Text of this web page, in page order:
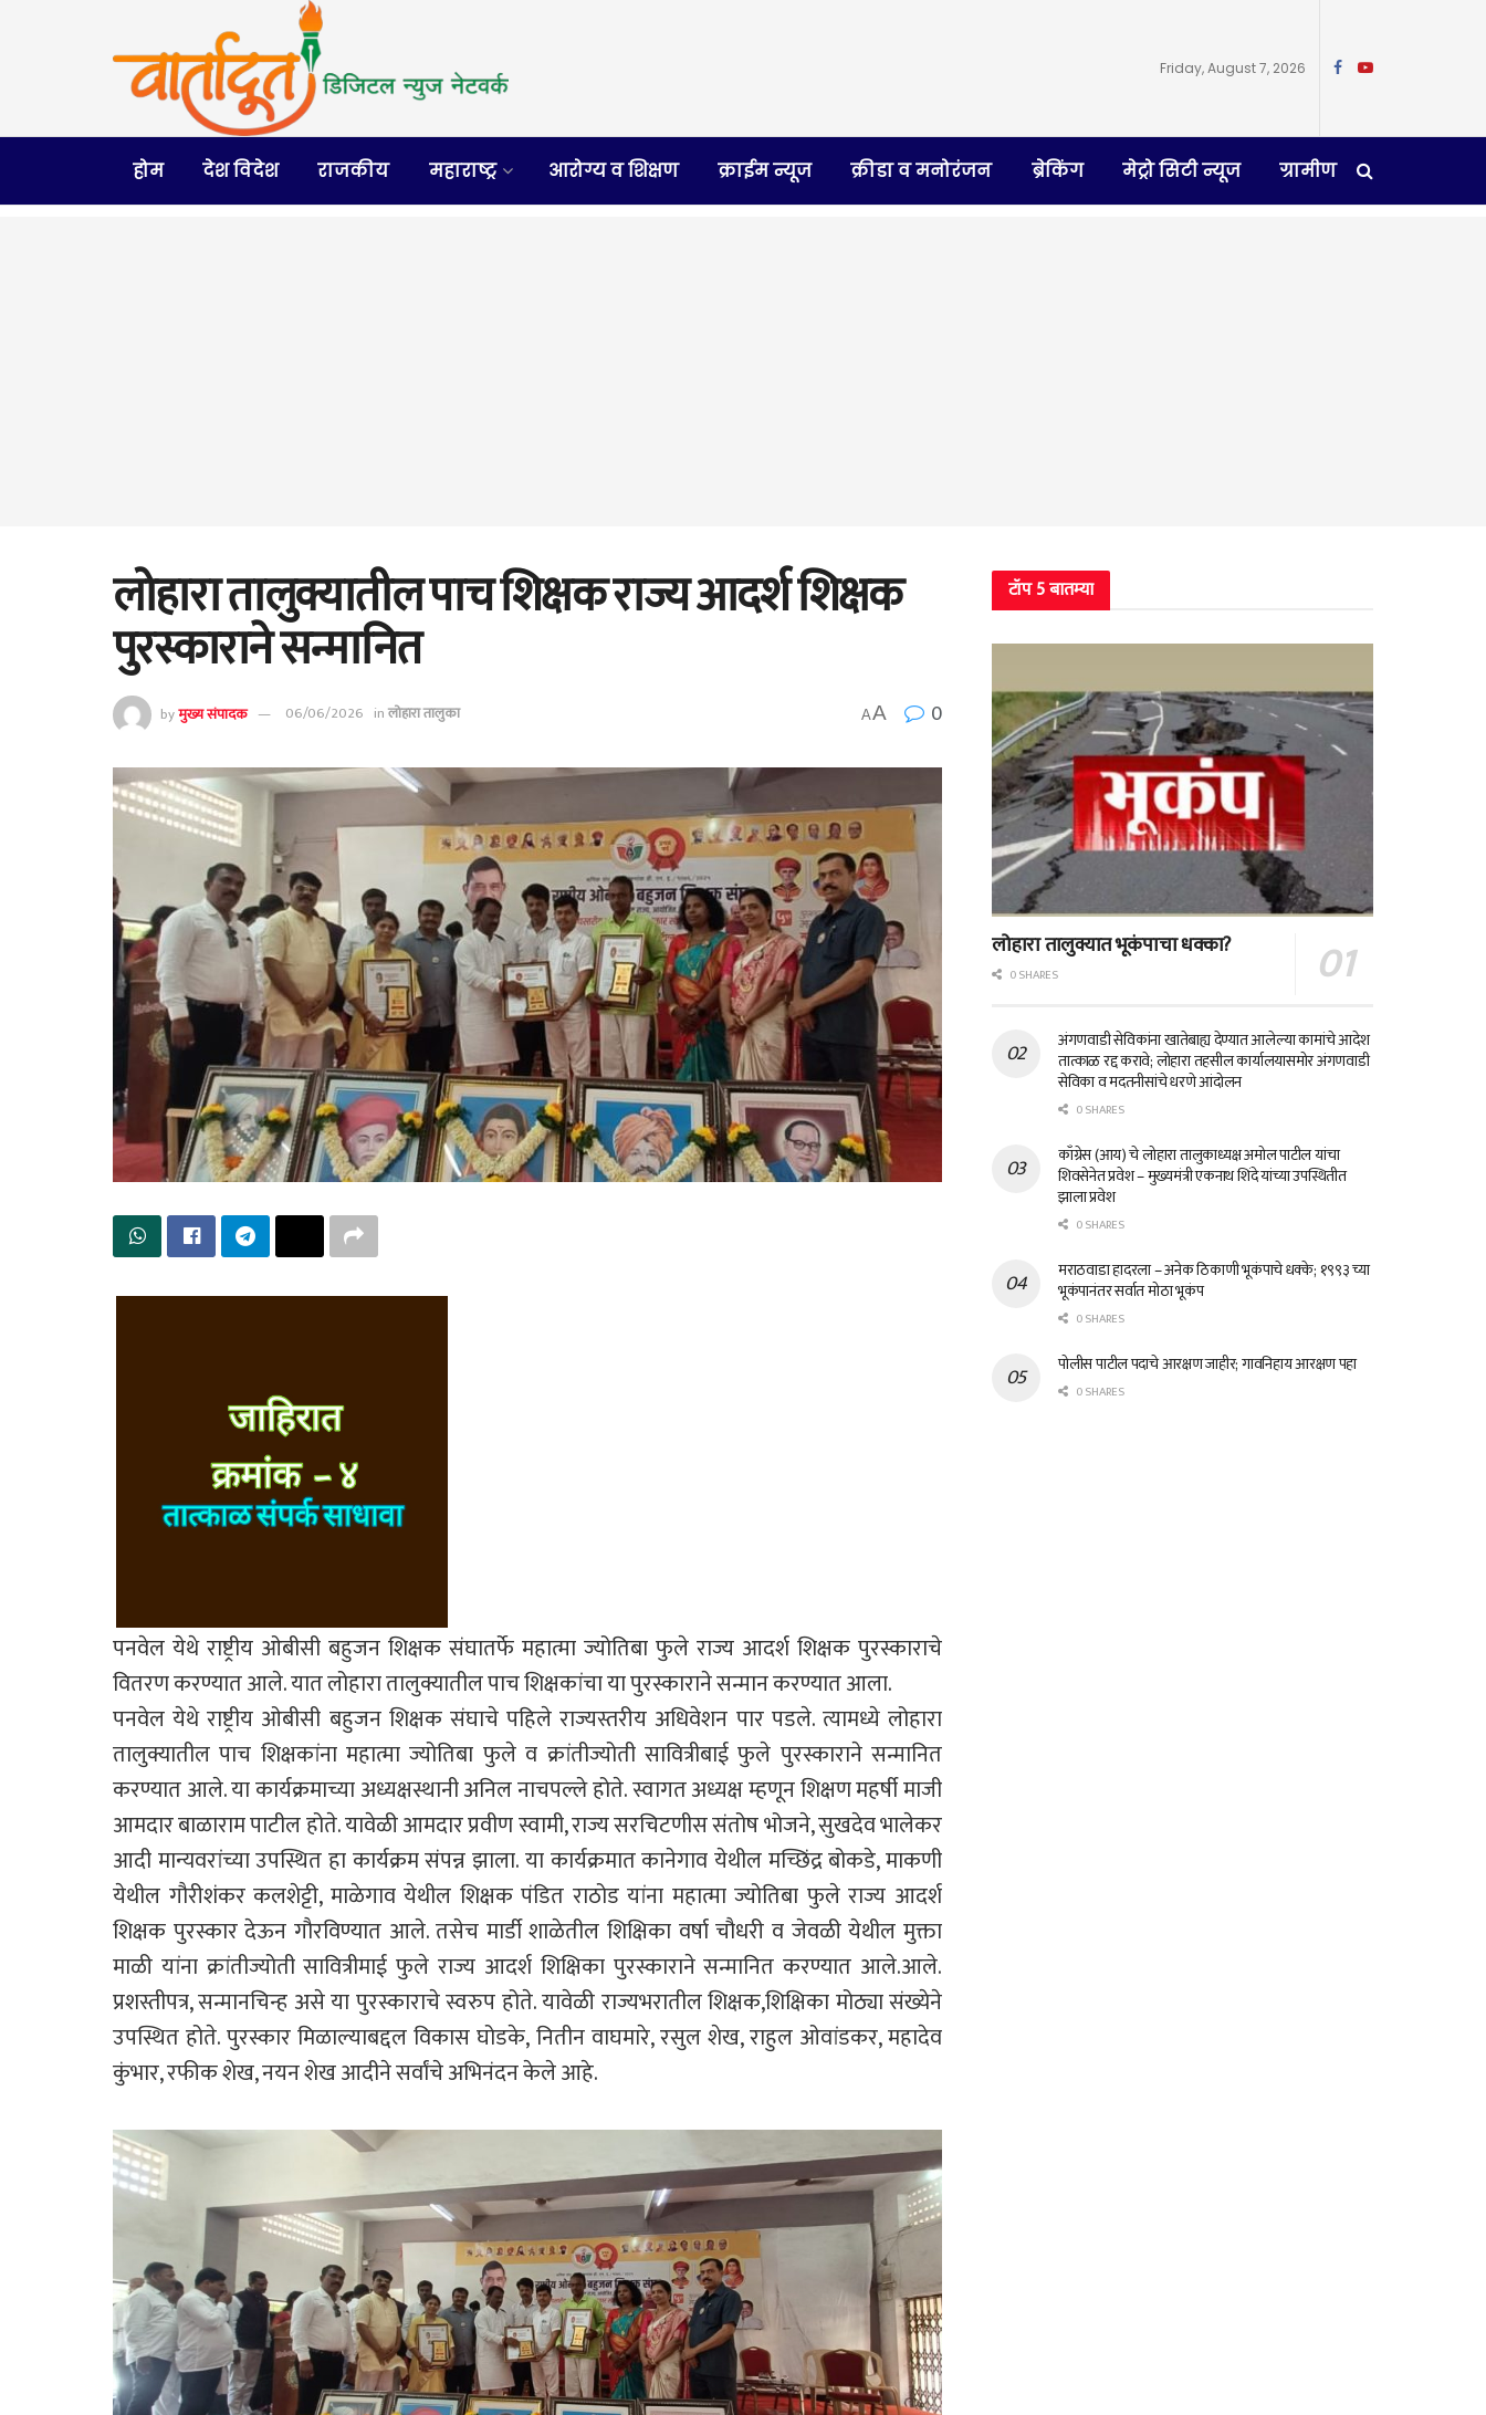
Friday, August 7, 2026
होम देश विदेश राजकीय महाराष्ट्र आरोग्य व शिक्षण क्राईम न्यूज क्रीडा व मनोरंजन ब्रेकिंग मेट्रो सिटी न्यूज ग्रामीण
लोहारा तालुक्यातील पाच शिक्षक राज्य आदर्श शिक्षक
पुरस्काराने सन्मानित
byमुख्य संपादक 06/06/2026 inलोहारा तालुका AA 0
पनवेल येथे राष्ट्रीय ओबीसी बहुजन शिक्षक संघातर्फे महात्मा ज्योतिबा फुले राज्य आदर्श शिक्षक पुरस्काराचे
वितरण करण्यात आले. यात लोहारा तालुक्यातील पाच शिक्षकांचा या पुरस्काराने सन्मान करण्यात आला.
पनवेल येथे राष्ट्रीय ओबीसी बहुजन शिक्षक संघाचे पहिले राज्यस्तरीय अधिवेशन पार पडले. त्यामध्ये लोहारा
तालुक्यातील पाच शिक्षकांना महात्मा ज्योतिबा फुले व क्रांतीज्योती सावित्रीबाई फुले पुरस्काराने सन्मानित
करण्यात आले. या कार्यक्रमाच्या अध्यक्षस्थानी अनिल नाचपल्ले होते. स्वागत अध्यक्ष म्हणून शिक्षण महर्षी माजी
आमदार बाळाराम पाटील होते. यावेळी आमदार प्रवीण स्वामी, राज्य सरचिटणीस संतोष भोजने, सुखदेव भालेकर
आदी मान्यवरांच्या उपस्थित हा कार्यक्रम संपन्न झाला. या कार्यक्रमात कानेगाव येथील मच्छिंद्र बोकडे, माकणी
येथील गौरीशंकर कलशेट्टी, माळेगाव येथील शिक्षक पंडित राठोड यांना महात्मा ज्योतिबा फुले राज्य आदर्श
शिक्षक पुरस्कार देऊन गौरविण्यात आले. तसेच मार्डी शाळेतील शिक्षिका वर्षा चौधरी व जेवळी येथील मुक्ता
माळी यांना क्रांतीज्योती सावित्रीमाई फुले राज्य आदर्श शिक्षिका पुरस्काराने सन्मानित करण्यात आले.आले.
प्रशस्तीपत्र, सन्मानचिन्ह असे या पुरस्काराचे स्वरुप होते. यावेळी राज्यभरातील शिक्षक,शिक्षिका मोठ्या संख्येने
उपस्थित होते. पुरस्कार मिळाल्याबद्दल विकास घोडके, नितीन वाघमारे, रसुल शेख, राहुल ओवांडकर, महादेव
कुंभार, रफीक शेख, नयन शेख आदीने सर्वांचे अभिनंदन केले आहे.
टॉप 5 बातम्या
लोहारा तालुक्यात भूकंपाचा धक्का?
0 SHARES
अंगणवाडी सेविकांना खातेबाह्य देण्यात आलेल्या कामांचे आदेश
तात्काळ रद्द करावे; लोहारा तहसील कार्यालयासमोर अंगणवाडी
सेविका व मदतनीसांचे धरणे आंदोलन
0 SHARES
काँग्रेस (आय) चे लोहारा तालुकाध्यक्ष अमोल पाटील यांचा
शिवसेनेत प्रवेश – मुख्यमंत्री एकनाथ शिंदे यांच्या उपस्थितीत
झाला प्रवेश
0 SHARES
मराठवाडा हादरला – अनेक ठिकाणी भूकंपाचे धक्के; १९९३ च्या
भूकंपानंतर सर्वात मोठा भूकंप
0 SHARES
पोलीस पाटील पदाचे आरक्षण जाहीर; गावनिहाय आरक्षण पहा
0 SHARES